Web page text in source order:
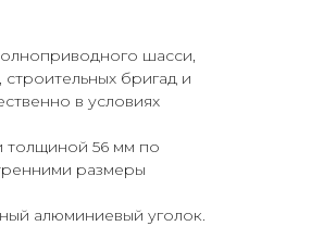
шасси,
бригад и
в условиях
толщиной 56 мм по
размеры
алюминиевый уголок.